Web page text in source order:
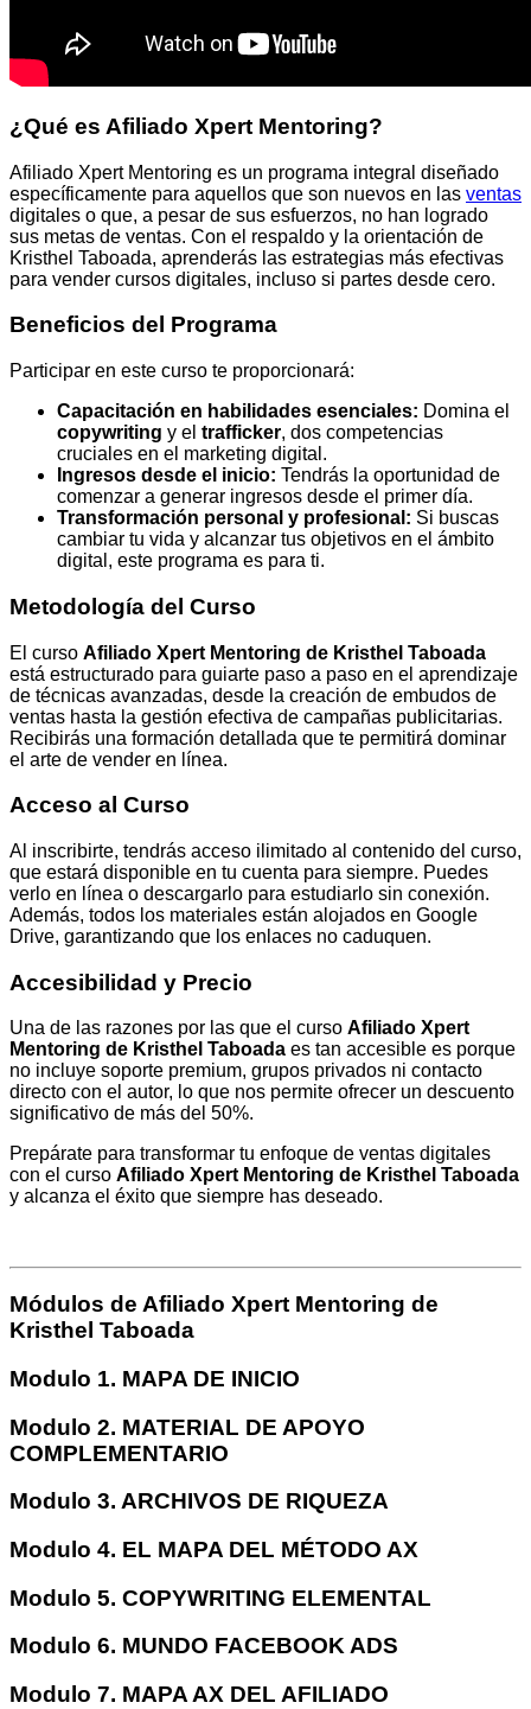
¿Qué es Afiliado Xpert Mentoring?
Afiliado Xpert Mentoring es un programa integral diseñado
específicamente para aquellos que son nuevos en las ventas
digitales o que, a pesar de sus esfuerzos, no han logrado
sus metas de ventas. Con el respaldo y la orientación de
Kristhel Taboada, aprenderás las estrategias más efectivas
para vender cursos digitales, incluso si partes desde cero.
Beneficios del Programa
Participar en este curso te proporcionará:
Capacitación en habilidades esenciales: Domina el
copywriting y el trafficker, dos competencias
cruciales en el marketing digital.
Ingresos desde el inicio: Tendrás la oportunidad de
comenzar a generar ingresos desde el primer día.
Transformación personal y profesional: Si buscas
cambiar tu vida y alcanzar tus objetivos en el ámbito
digital, este programa es para ti.
Metodología del Curso
El curso Afiliado Xpert Mentoring de Kristhel Taboada
está estructurado para guiarte paso a paso en el aprendizaje
de técnicas avanzadas, desde la creación de embudos de
ventas hasta la gestión efectiva de campañas publicitarias.
Recibirás una formación detallada que te permitirá dominar
el arte de vender en línea.
Acceso al Curso
Al inscribirte, tendrás acceso ilimitado al contenido del curso,
que estará disponible en tu cuenta para siempre. Puedes
verlo en línea o descargarlo para estudiarlo sin conexión.
Además, todos los materiales están alojados en Google
Drive, garantizando que los enlaces no caduquen.
Accesibilidad y Precio
Una de las razones por las que el curso Afiliado Xpert
Mentoring de Kristhel Taboada es tan accesible es porque
no incluye soporte premium, grupos privados ni contacto
directo con el autor, lo que nos permite ofrecer un descuento
significativo de más del 50%.
Prepárate para transformar tu enfoque de ventas digitales
con el curso Afiliado Xpert Mentoring de Kristhel Taboada
y alcanza el éxito que siempre has deseado.
Módulos de Afiliado Xpert Mentoring de
Kristhel Taboada
Modulo 1. MAPA DE INICIO
Modulo 2. MATERIAL DE APOYO
COMPLEMENTARIO
Modulo 3. ARCHIVOS DE RIQUEZA
Modulo 4. EL MAPA DEL MÉTODO AX
Modulo 5. COPYWRITING ELEMENTAL
Modulo 6. MUNDO FACEBOOK ADS
Modulo 7. MAPA AX DEL AFILIADO